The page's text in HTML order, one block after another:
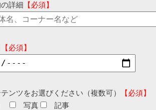
詳細 【必須】
【必須】
ンツをお選びください（複数可）
【必須】
写真 記事